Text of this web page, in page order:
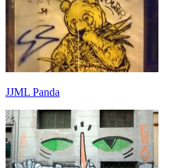
JJML Panda